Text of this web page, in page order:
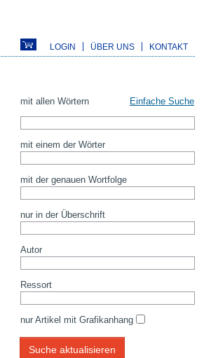
LOGIN ÜBER UNS KONTAKT
mit allen Wörtern Einfache Suche
mit einem der Wörter
mit der genauen Wortfolge
nur in der Überschrift
Autor
Ressort
nur Artikel mit Grafikanhang